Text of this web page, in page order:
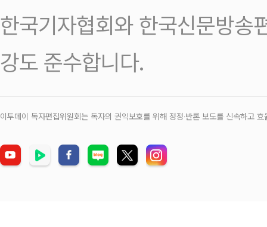
한국기자협회와 한국신문방송
강도 준수합니다.
이투데이 독자편집위원회는 독자의 권익보호를 위해 정정‧반론 보도를 신속하고